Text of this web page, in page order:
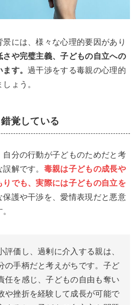
には、様々な心理的要因があり
さや完璧主義、子どもの自立への
ます。過干渉をする毒親の心理的
ょう。
覚している
分の行動が子どものためだと考
解です。 毒親は子どもの成長や
でも、実際には子どもの自立を
保護や干渉を、愛情表現だと悪意
評価し、過剰に介入する親は、
の手柄だと考えがちです。子ど
任を感じ、子どもの自由も奪い
や挫折を経験して成長が可能で